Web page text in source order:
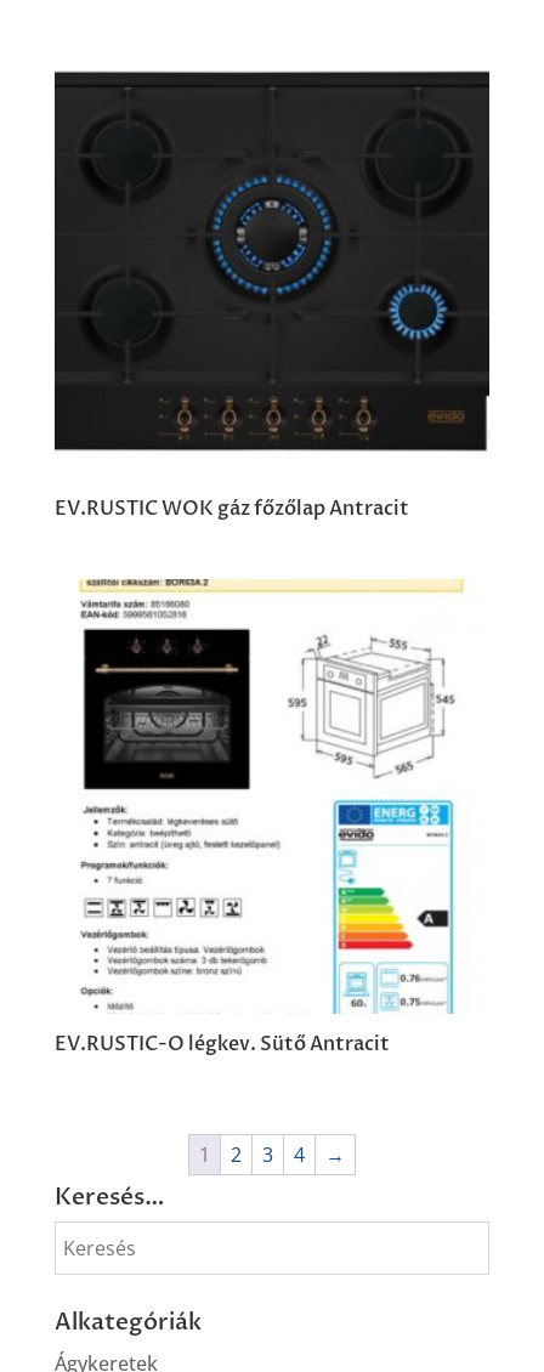
EV.RUSTIC WOK gáz főzőlap Antracit
EV.RUSTIC-O légkev. Sütő Antracit
1 2 3 4 →
Keresés…
Alkategóriák
Ágykeretek